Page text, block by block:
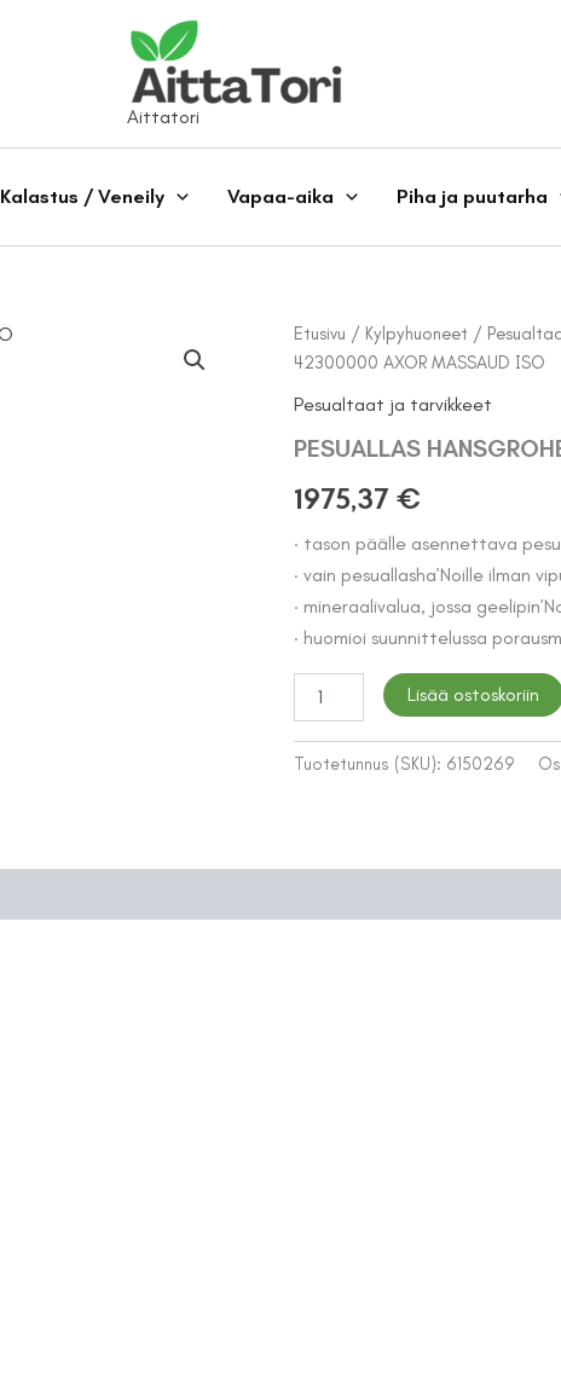
Aittatori
Kalastus / Veneily Vapaa-aika Piha ja puutarha
Etusivu / Kylpyhuoneet /
42300000 AXOR MASSAUD ISO
Pesualtaat ja tarvikkeet
PESUALLAS
1975,37 €
· tason päälle asennettava
· vain pesuallasha’Noille ilman
· mineraalivalua, jossa
· huomioi suunnittelussa
HANSGROHE
AXOR
Lisää ostoskoriin
Tuotetunnus (SKU): 6150269